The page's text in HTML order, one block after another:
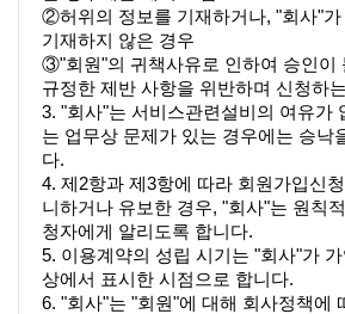
②허위의 정보를 기재하거나, "회사"가
기재하지 않은 경우
③"회원"의 귀책사유로 인하여 승인이
규정한 제반 사항을 위반하며 신청하
3. "회사"는 서비스관련설비의 여유가
는 업무상 문제가 있는 경우에는 승낙
다.
4. 제2항과 제3항에 따라 회원가입신
니하거나 유보한 경우, "회사"는 원칙
청자에게 알리도록 합니다.
5. 이용계약의 성립 시기는 "회사"가
상에서 표시한 시점으로 합니다.
6. "회사"는 "회원"에 대해 회사정책에